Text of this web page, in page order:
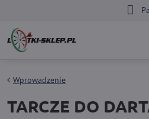
Wprowadzenie
TARCZE DO